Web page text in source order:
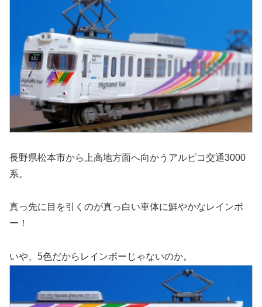
長野県松本市から上高地方面へ向かうアルピコ交通3000
系。
真っ先に目を引くのが真っ白い車体に鮮やかなレインボ
ー！
いや、5色だからレインボーじゃないのか。